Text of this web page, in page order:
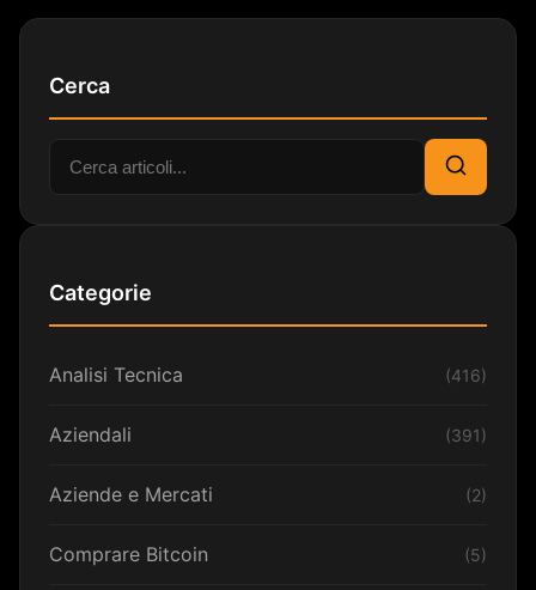
Cerca
Cerca:
Cerca
Categorie
Analisi Tecnica (416)
Aziendali (391)
Aziende e Mercati (2)
Comprare Bitcoin (5)